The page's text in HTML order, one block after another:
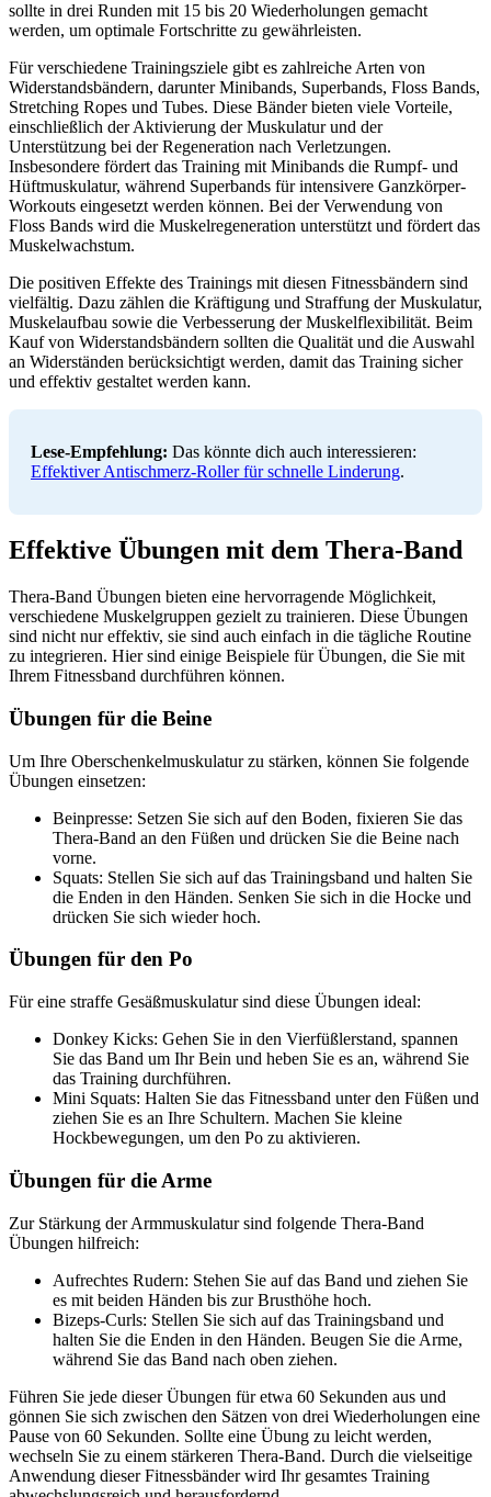
sollte in drei Runden mit 15 bis 20 Wiederholungen gemacht
werden, um optimale Fortschritte zu gewährleisten.
Für verschiedene Trainingsziele gibt es zahlreiche Arten von
Widerstandsbändern, darunter Minibands, Superbands, Floss Bands,
Stretching Ropes und Tubes. Diese Bänder bieten viele Vorteile,
einschließlich der Aktivierung der Muskulatur und der
Unterstützung bei der Regeneration nach Verletzungen.
Insbesondere fördert das Training mit Minibands die Rumpf- und
Hüftmuskulatur, während Superbands für intensivere Ganzkörper-
Workouts eingesetzt werden können. Bei der Verwendung von
Floss Bands wird die Muskelregeneration unterstützt und fördert das
Muskelwachstum.
Die positiven Effekte des Trainings mit diesen Fitnessbändern sind
vielfältig. Dazu zählen die Kräftigung und Straffung der Muskulatur,
Muskelaufbau sowie die Verbesserung der Muskelflexibilität. Beim
Kauf von Widerstandsbändern sollten die Qualität und die Auswahl
an Widerständen berücksichtigt werden, damit das Training sicher
und effektiv gestaltet werden kann.
Lese-Empfehlung: Das könnte dich auch interessieren:
Effektiver Antischmerz-Roller für schnelle Linderung.
Effektive Übungen mit dem Thera-Band
Thera-Band Übungen bieten eine hervorragende Möglichkeit,
verschiedene Muskelgruppen gezielt zu trainieren. Diese Übungen
sind nicht nur effektiv, sie sind auch einfach in die tägliche Routine
zu integrieren. Hier sind einige Beispiele für Übungen, die Sie mit
Ihrem Fitnessband durchführen können.
Übungen für die Beine
Um Ihre Oberschenkelmuskulatur zu stärken, können Sie folgende
Übungen einsetzen:
Beinpresse: Setzen Sie sich auf den Boden, fixieren Sie das
Thera-Band an den Füßen und drücken Sie die Beine nach
vorne.
Squats: Stellen Sie sich auf das Trainingsband und halten Sie
die Enden in den Händen. Senken Sie sich in die Hocke und
drücken Sie sich wieder hoch.
Übungen für den Po
Für eine straffe Gesäßmuskulatur sind diese Übungen ideal:
Donkey Kicks: Gehen Sie in den Vierfüßlerstand, spannen
Sie das Band um Ihr Bein und heben Sie es an, während Sie
das Training durchführen.
Mini Squats: Halten Sie das Fitnessband unter den Füßen und
ziehen Sie es an Ihre Schultern. Machen Sie kleine
Hockbewegungen, um den Po zu aktivieren.
Übungen für die Arme
Zur Stärkung der Armmuskulatur sind folgende Thera-Band
Übungen hilfreich:
Aufrechtes Rudern: Stehen Sie auf das Band und ziehen Sie
es mit beiden Händen bis zur Brusthöhe hoch.
Bizeps-Curls: Stellen Sie sich auf das Trainingsband und
halten Sie die Enden in den Händen. Beugen Sie die Arme,
während Sie das Band nach oben ziehen.
Führen Sie jede dieser Übungen für etwa 60 Sekunden aus und
gönnen Sie sich zwischen den Sätzen von drei Wiederholungen eine
Pause von 60 Sekunden. Sollte eine Übung zu leicht werden,
wechseln Sie zu einem stärkeren Thera-Band. Durch die vielseitige
Anwendung dieser Fitnessbänder wird Ihr gesamtes Training